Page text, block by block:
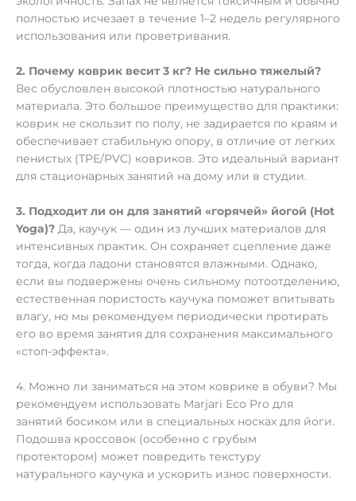
полностью исчезает в течение 1–2 недель регулярного
использования или проветривания.
2. Почему коврик весит 3 кг? Не сильно тяжелый?
Вес обусловлен высокой плотностью натурального
материала. Это большое преимущество для практики:
коврик не скользит по полу, не задирается по краям и
обеспечивает стабильную опору, в отличие от легких
пенистых (TPE/PVC) ковриков. Это идеальный вариант
для стационарных занятий на дому или в студии.
3. Подходит ли он для занятий «горячей» йогой (Hot
Yoga)? Да, каучук — один из лучших материалов для
интенсивных практик. Он сохраняет сцепление даже
тогда, когда ладони становятся влажными. Однако,
если вы подвержены очень сильному потоотделению,
естественная пористость каучука поможет впитывать
влагу, но мы рекомендуем периодически протирать
его во время занятия для сохранения максимального
«стоп-эффекта».
4. Можно ли заниматься на этом коврике в обуви? Мы
рекомендуем использовать Marjari Eco Pro для
занятий босиком или в специальных носках для йоги.
Подошва кроссовок (особенно с грубым
протектором) может повредить текстуру
натурального каучука и ускорить износ поверхности.